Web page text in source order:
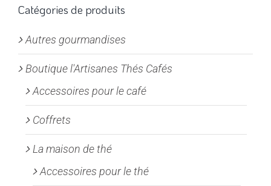
options
être
choisies
sur
la
page
produit
Catégories de produits
Autres gourmandises
Boutique l'Artisanes Thés Cafés
Accessoires pour le café
Coffrets
La maison de thé
Accessoires pour le thé